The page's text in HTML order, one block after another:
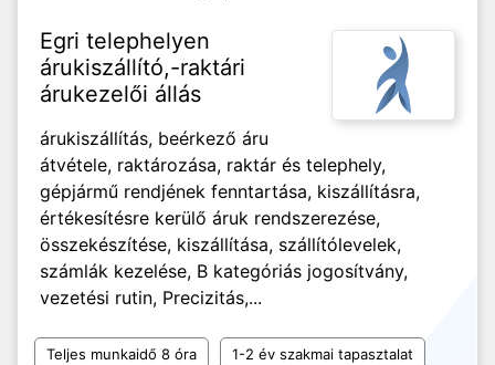
Egri telephelyen
árukiszállító,-raktári
árukezelői állás
árukiszállítás, beérkező áru
átvétele, raktározása, raktár és telephely,
gépjármű rendjének fenntartása, kiszállításra,
értékesítésre kerülő áruk rendszerezése,
összekészítése, kiszállítása, szállítólevelek,
számlák kezelése, B kategóriás jogosítvány,
vezetési rutin, Precizitás,...
Teljes munkaidő 8 óra 1-2 év szakmai tapasztalat